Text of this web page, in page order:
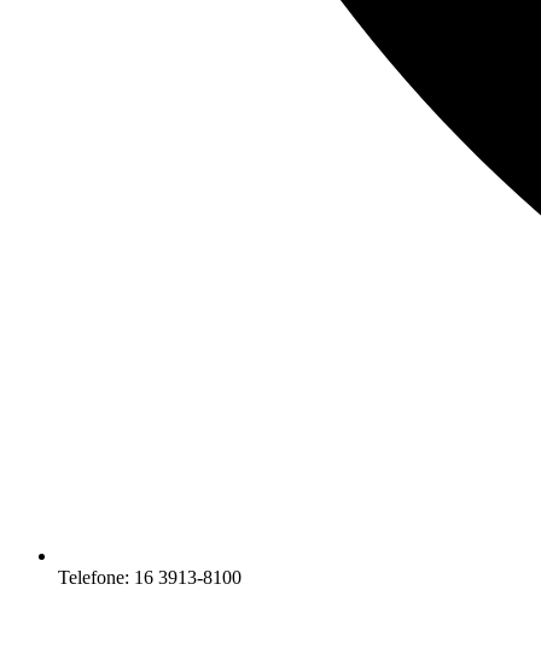
Telefone: 16 3913-8100